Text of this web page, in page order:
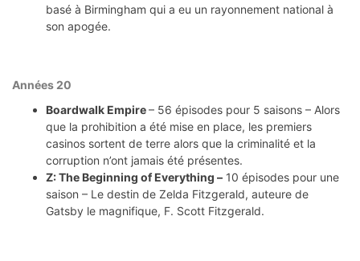
basé à Birmingham qui a eu un rayonnement national à
son apogée.
Années 20
Boardwalk Empire– 56 épisodes pour 5 saisons – Alors
que la prohibition a été mise en place, les premiers
casinos sortent de terre alors que la criminalité et la
corruption n’ont jamais été présentes.
Z: The Beginning of Everything – 10 épisodes pour une
saison – Le destin de Zelda Fitzgerald, auteure de
Gatsby le magnifique, F. Scott Fitzgerald.